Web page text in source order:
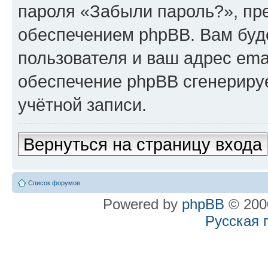
пароля «Забыли пароль?»,
обеспечением phpBB. Вам
пользователя и ваш адрес
обеспечение phpBB
учётной записи.
Вернуться на страницу входа
Список форумов
Powered by phpBB ©
Русская